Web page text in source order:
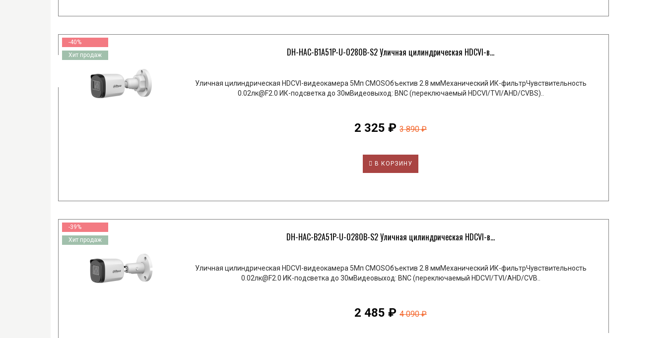
-40%
Хит продаж
DH-HAC-B1A51P-U-0280B-S2 Уличная цилиндрическая HDCVI-в...
Уличная цилиндрическая HDCVI-видеокамера 5Мп CMOSОбъектив 2.8 ммМеханический ИК-фильтрЧувствительность
0.02лк@F2.0 ИК-подсветка до 30мВидеовыход: BNC (переключаемый HDCVI/TVI/AHD/CVBS)..
2 325 ₽ 3 890 ₽
В КОРЗИНУ
-39%
Хит продаж
DH-HAC-B2A51P-U-0280B-S2 Уличная цилиндрическая HDCVI-в...
Уличная цилиндрическая HDCVI-видеокамера 5Мп CMOSОбъектив 2.8 ммМеханический ИК-фильтрЧувствительность
0.02лк@F2.0 ИК-подсветка до 30мВидеовыход: BNC (переключаемый HDCVI/TVI/AHD/CVB..
2 485 ₽ 4 090 ₽